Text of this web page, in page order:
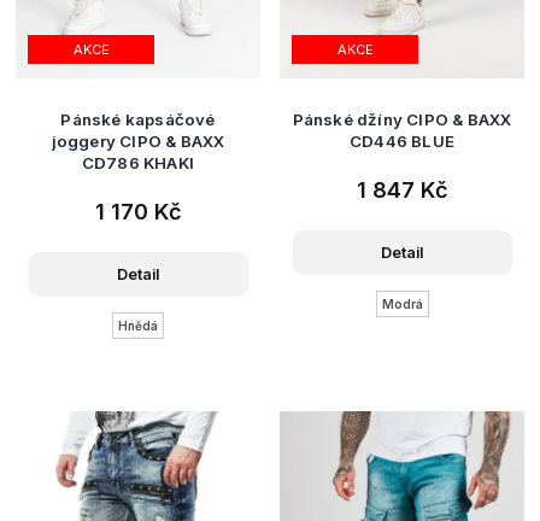
AKCE
Pánské kapsáčové
joggery CIPO & BAXX
CD786 KHAKI
1 170 Kč
Detail
Hnědá
AKCE
Pánské džíny CIPO & BAXX
CD446 BLUE
1 847 Kč
Detail
Modrá